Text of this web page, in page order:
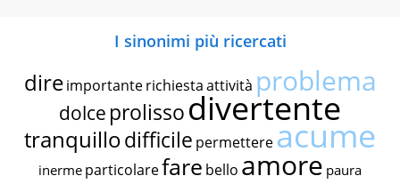
I sinonimi più ricercati
dire importante richiestaattività problema
dolce prolissodivertente
tranquillodifficile permettereacume
inerme particolarefare bello amore paura